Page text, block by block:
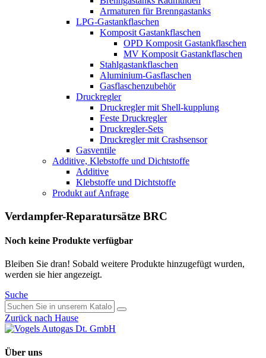
Armaturen für Brenngastanks
LPG-Gastankflaschen
Komposit Gastankflaschen
OPD Komposit Gastankflaschen
MV Komposit Gastankflaschen
Stahlgastankflaschen
Aluminium-Gasflaschen
Gasflaschenzubehör
Druckregler
Druckregler mit Shell-kupplung
Feste Druckregler
Druckregler-Sets
Druckregler mit Crashsensor
Gasventile
Additive, Klebstoffe und Dichtstoffe
Additive
Klebstoffe und Dichtstoffe
Produkt auf Anfrage
Verdampfer-Reparatursätze BRC
Noch keine Produkte verfügbar
Bleiben Sie dran! Sobald weitere Produkte hinzugefügt wurden,
werden sie hier angezeigt.
Suche
Zurück nach Hause
Über uns